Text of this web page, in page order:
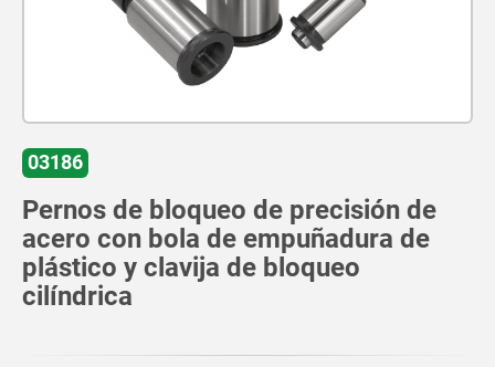
03186
Pernos de bloqueo de precisión de
acero con bola de empuñadura de
plástico y clavija de bloqueo
cilíndrica